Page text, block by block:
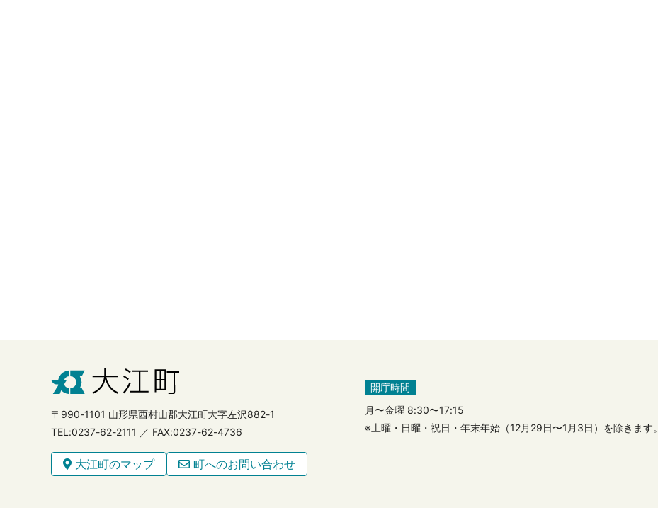
〒990-1101 山形県西村山郡大江町大字左沢882-1
TEL:0237-62-2111 ／ FAX:0237-62-4736
大江町のマップ 町へのお問い合わせ
開庁時間
月〜金曜 8:30〜17:15
※土曜・日曜・祝日・年末年始（12月29日〜1月3日）を除きます。